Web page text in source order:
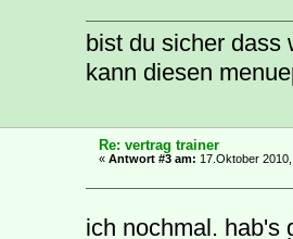
bist du sicher dass
kann diesen
Re: vertrag trainer
«Antwort #3 am: 17.Oktober
ich nochmal. hab's